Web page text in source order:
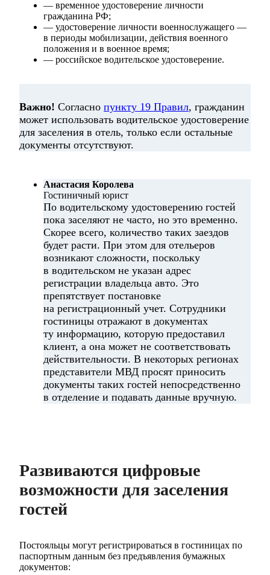
— временное удостоверение личности
гражданина РФ;
— удостоверение личности военнослужащего —
в периоды мобилизации, действия военного
положения и в военное время;
— российское водительское удостоверение.
Важно! Согласно пункту 19 Правил, гражданин
может использовать водительское удостоверение
для заселения в отель, только если остальные
документы отсутствуют.
Анастасия Королева
Гостиничный юрист
По водительскому удостоверению гостей
пока заселяют не часто, но это временно.
Скорее всего, количество таких заездов
будет расти. При этом для отельеров
возникают сложности, поскольку
в водительском не указан адрес
регистрации владельца авто. Это
препятствует постановке
на регистрационный учет. Сотрудники
гостиницы отражают в документах
ту информацию, которую предоставил
клиент, а она может не соответствовать
действительности. В некоторых регионах
представители МВД просят приносить
документы таких гостей непосредственно
в отделение и подавать данные вручную.
Развиваются цифровые
возможности для заселения
гостей
Постояльцы могут регистрироваться в гостиницах по
паспортным данным без предъявления бумажных
документов: